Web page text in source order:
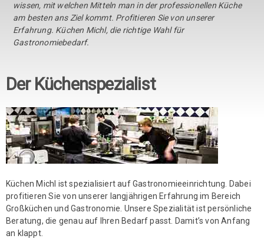
wissen, mit welchen Mitteln man in der professionellen Küche
am besten ans Ziel kommt. Profitieren Sie von unserer
Erfahrung. Küchen Michl, die richtige Wahl für
Gastronomiebedarf.
Der Küchenspezialist
Küchen Michl ist spezialisiert auf Gastronomieeinrichtung. Dabei
profitieren Sie von unserer langjährigen Erfahrung im Bereich
Großküchen und Gastronomie. Unsere Spezialität ist persönliche
Beratung, die genau auf Ihren Bedarf passt. Damit’s von Anfang
an klappt.